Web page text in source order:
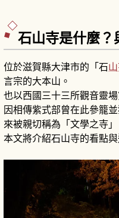
石山寺是什麼？
位於滋賀縣大津市的「石
言宗的大本山。
也以西國三十三所觀音靈
因相傳紫式部曾在此參籠
來被親切稱為「文學之寺」
本文將介紹石山寺的看點